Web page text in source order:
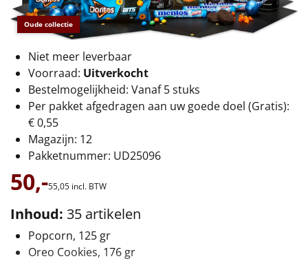
Alle kerstpakketten 2026
Thema
Origineel
Rituals
Luxe
Mannen
Vrouwen
Duurzaam
Oude collectie
Niet meer leverbaar
Voorraad: Uitverkocht
Bestelmogelijkheid: Vanaf 5 stuks
Per pakket afgedragen aan uw goede doel (Gratis):
€ 0,55
Magazijn: 12
Pakketnummer: UD25096
50,-55,05 incl. BTW
Inhoud: 35 artikelen
Popcorn, 125 gr
Oreo Cookies, 176 gr